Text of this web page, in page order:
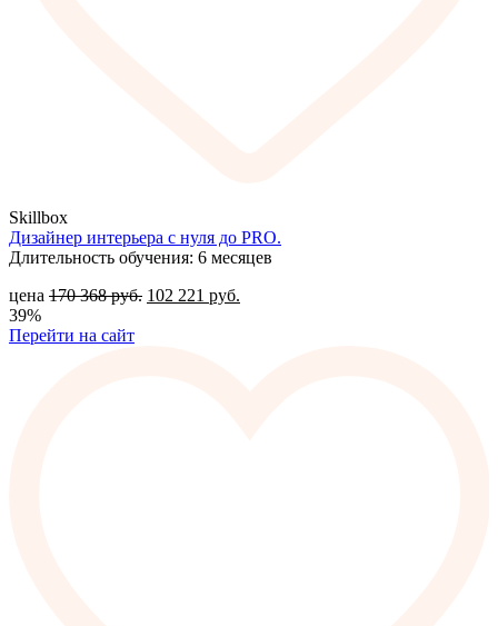
Skillbox
Дизайнер интерьера с нуля до PRO.
Длительность обучения: 6 месяцев
цена 170 368руб. 102 221 руб.
39%
Перейти на сайт